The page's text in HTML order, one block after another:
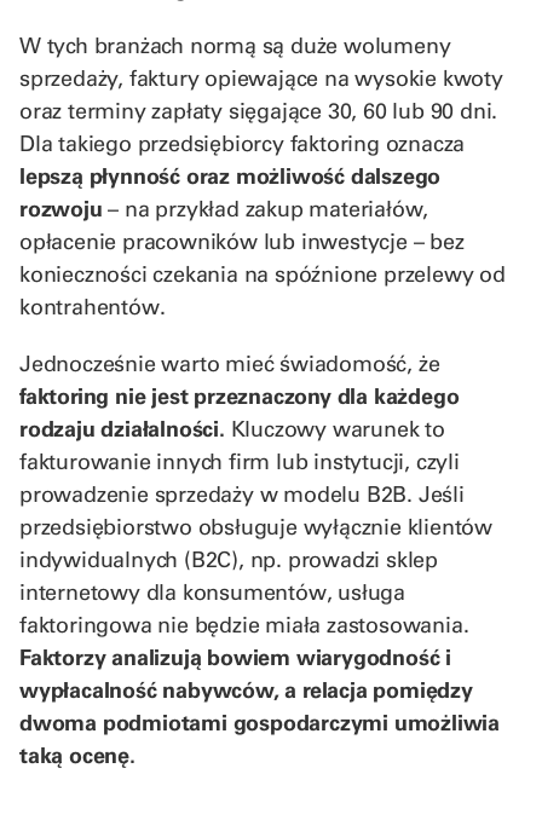
W tych branżach normą są duże wolumeny
sprzedaży, faktury opiewające na wysokie kwoty
oraz terminy zapłaty sięgające 30, 60 lub 90 dni.
Dla takiego przedsiębiorcy faktoring oznacza
lepszą płynność oraz możliwość dalszego
rozwoju – na przykład zakup materiałów,
opłacenie pracowników lub inwestycje – bez
konieczności czekania na spóźnione przelewy od
kontrahentów.
Jednocześnie warto mieć świadomość, że
faktoring nie jest przeznaczony dla każdego
rodzaju działalności. Kluczowy warunek to
fakturowanie innych firm lub instytucji, czyli
prowadzenie sprzedaży w modelu B2B. Jeśli
przedsiębiorstwo obsługuje wyłącznie klientów
indywidualnych (B2C), np. prowadzi sklep
internetowy dla konsumentów, usługa
faktoringowa nie będzie miała zastosowania.
Faktorzy analizują bowiem wiarygodność i
wypłacalność nabywców, a relacja pomiędzy
dwoma podmiotami gospodarczymi umożliwia
taką ocenę.